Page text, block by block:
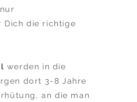
Dich die richtige
werden in die
dort 3-8 Jahre
an die man